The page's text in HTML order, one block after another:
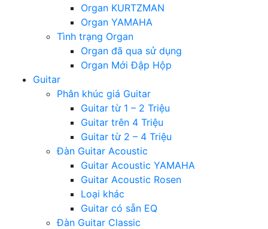
Organ KURTZMAN
Organ YAMAHA
Tình trạng Organ
Organ đã qua sử dụng
Organ Mới Đập Hộp
Guitar
Phân khúc giá Guitar
Guitar từ 1 – 2 Triệu
Guitar trên 4 Triệu
Guitar từ 2 – 4 Triệu
Đàn Guitar Acoustic
Guitar Acoustic YAMAHA
Guitar Acoustic Rosen
Loại khác
Guitar có sẵn EQ
Đàn Guitar Classic